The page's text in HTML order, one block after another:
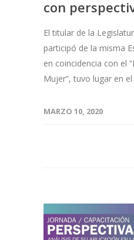
con
El titular de la
participó de la misma
en coincidencia con el
Mujer”, tuvo lugar en
MARZO 10, 2020